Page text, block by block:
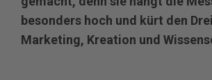
besonders hoch und kürt den
Marketing, Kreation und